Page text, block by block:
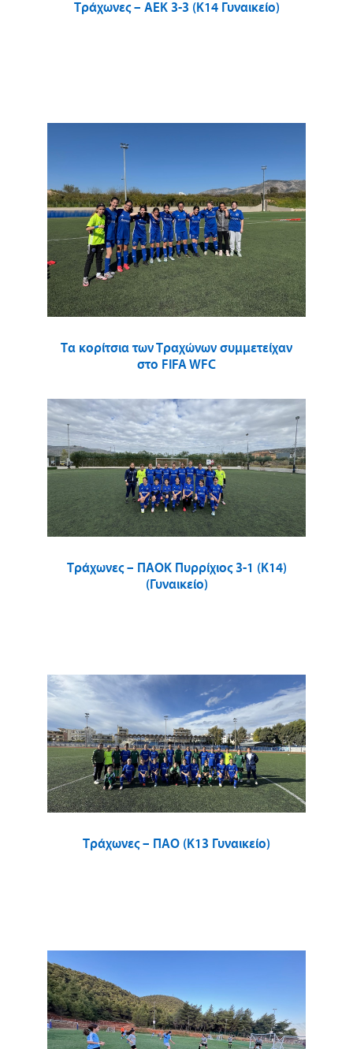
Τράχωνες – ΑΕΚ 3-3 (Κ14 Γυναικείο)
Τα κορίτσια των Τραχώνων συμμετείχαν
στο FIFA WFC
Τράχωνες – ΠΑΟΚ Πυρρίχιος 3-1 (Κ14)
(Γυναικείο)
Τράχωνες – ΠΑΟ (Κ13 Γυναικείο)